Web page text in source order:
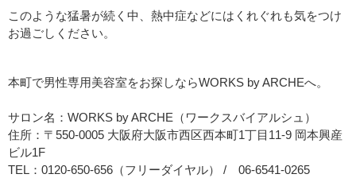
このような猛暑が続く中、熱中症などにはくれぐれも気をつけ
お過ごしください。
本町で男性専用美容室をお探しならWORKS by ARCHEへ。
サロン名：WORKS by ARCHE（ワークスバイアルシュ）
住所：〒550-0005 大阪府大阪市西区西本町1丁目11-9 岡本興産
ビル1F
TEL：0120-650-656（フリーダイヤル） / 06-6541-0265